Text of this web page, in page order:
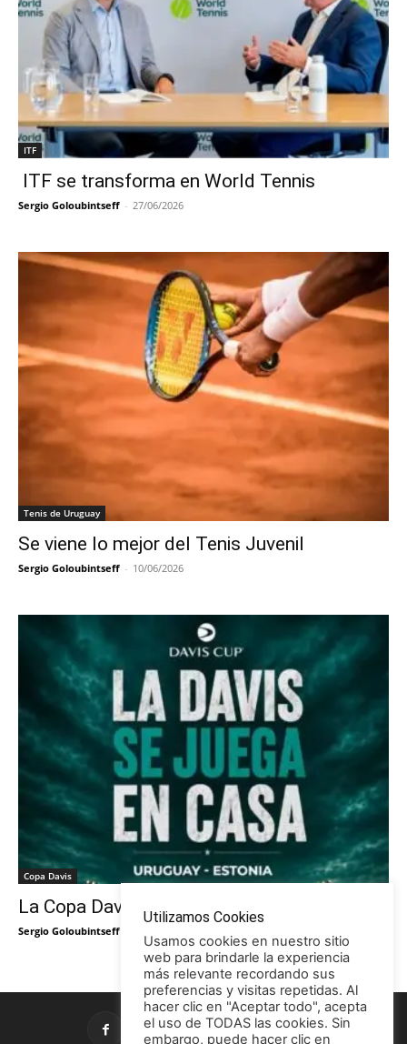
ITF
ITF se transforma en World Tennis
Sergio Goloubintseff - 27/06/2026
Tenis de Uruguay
Se viene lo mejor del Tenis Juvenil
Sergio Goloubintseff - 10/06/2026
Copa Davis
La Copa Davis vuelve al Círculo
Sergio Goloubintseff
Utilizamos Cookies
Usamos cookies en nuestro sitio
web para brindarle la experiencia
más relevante recordando sus
preferencias y visitas repetidas. Al
hacer clic en "Aceptar todo", acepta
el uso de TODAS las cookies. Sin
embargo, puede hacer clic en